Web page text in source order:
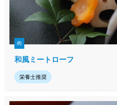
肉
和風ミートローフ
栄養士推奨